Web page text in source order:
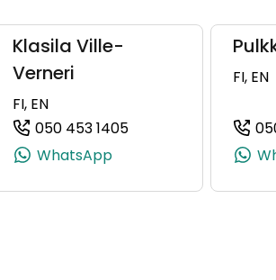
0505002049, +358 50 500 2049)
Klasila Ville-
Verneri
FI, EN
050 453 1405
(+358504531405,
WhatsApp
FI, EN